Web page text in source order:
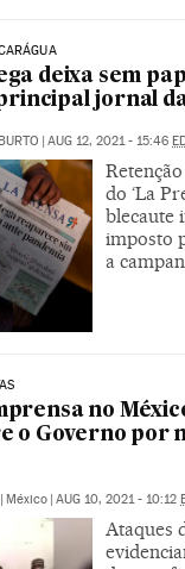
deixa sem
jornal
AUG 12, 2021 - 15:46
do ‘La
blecaute
imposto
a
no
o Governo por
México AUG 10, 2021 - 10:12
Ataques